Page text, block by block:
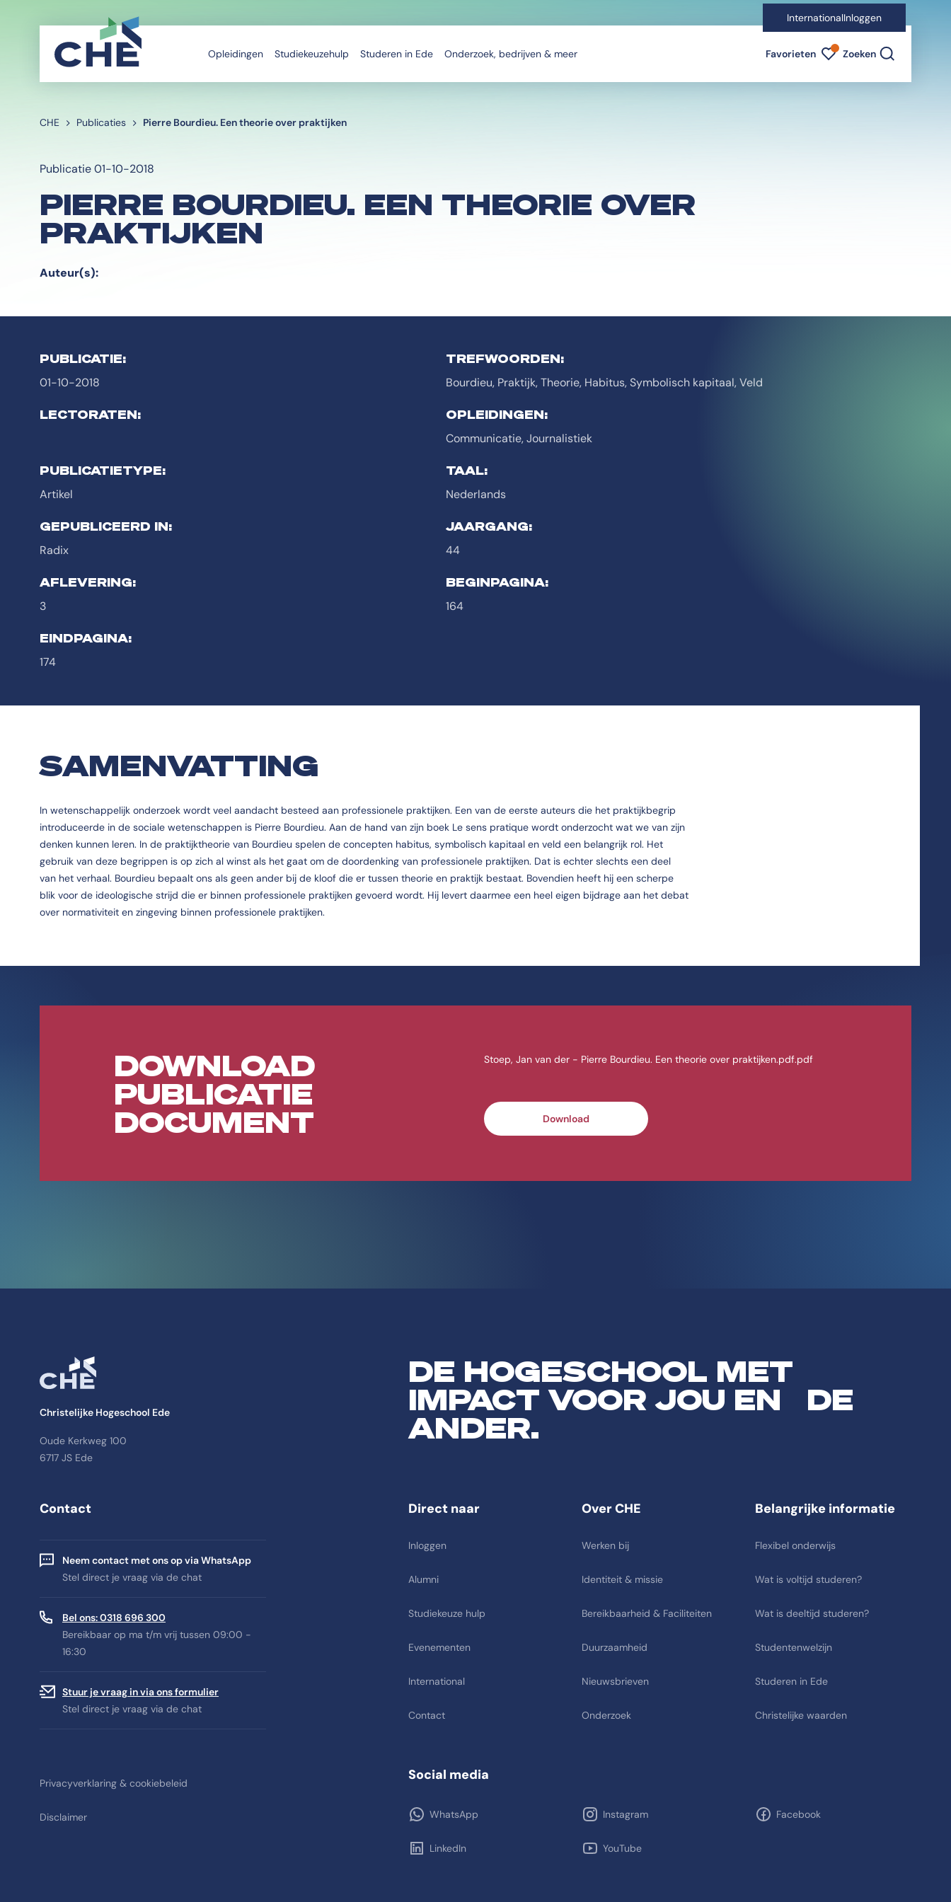
InternationalInloggen
Opleidingen Studiekeuzehulp Studeren in Ede Onderzoek, bedrijven & meer Favorieten Favorieten indicator
Zoeken
CHE Publicaties Pierre Bourdieu. Een theorie over praktijken
Publicatie 01-10-2018
PIERRE BOURDIEU. EEN THEORIE OVER
PRAKTIJKEN
Auteur(s):
PUBLICATIE:
01-10-2018
TREFWOORDEN:
Bourdieu, Praktijk, Theorie, Habitus, Symbolisch kapitaal, Veld
LECTORATEN:
OPLEIDINGEN:
Communicatie, Journalistiek
PUBLICATIETYPE:
Artikel
TAAL:
Nederlands
GEPUBLICEERD IN:
Radix
JAARGANG:
44
AFLEVERING:
3
BEGINPAGINA:
164
EINDPAGINA:
174
SAMENVATTING
In wetenschappelijk onderzoek wordt veel aandacht besteed aan professionele praktijken. Een van de eerste auteurs die het praktijkbegrip
introduceerde in de sociale wetenschappen is Pierre Bourdieu. Aan de hand van zijn boek Le sens pratique wordt onderzocht wat we van zijn
denken kunnen leren. In de praktijktheorie van Bourdieu spelen de concepten habitus, symbolisch kapitaal en veld een belangrijk rol. Het
gebruik van deze begrippen is op zich al winst als het gaat om de doordenking van professionele praktijken. Dat is echter slechts een deel
van het verhaal. Bourdieu bepaalt ons als geen ander bij de kloof die er tussen theorie en praktijk bestaat. Bovendien heeft hij een scherpe
blik voor de ideologische strijd die er binnen professionele praktijken gevoerd wordt. Hij levert daarmee een heel eigen bijdrage aan het debat
over normativiteit en zingeving binnen professionele praktijken.
DOWNLOAD
PUBLICATIE
DOCUMENT
Stoep, Jan van der - Pierre Bourdieu. Een theorie over praktijken.pdf.pdf
Download
Christelijke Hogeschool Ede
Oude Kerkweg 100
6717 JS Ede
DE HOGESCHOOL MET
IMPACT VOOR JOU EN DE
ANDER.
Contact
Neem contact met ons op via WhatsApp
Stel direct je vraag via de chat
Bel ons: 0318 696 300
Bereikbaar op ma t/m vrij tussen 09:00 -
16:30
Stuur je vraag in via ons formulier
Stel direct je vraag via de chat
Direct naar
Inloggen
Alumni
Studiekeuze hulp
Evenementen
International
Contact
Over CHE
Werken bij
Identiteit & missie
Bereikbaarheid & Faciliteiten
Duurzaamheid
Nieuwsbrieven
Onderzoek
Belangrijke informatie
Flexibel onderwijs
Wat is voltijd studeren?
Wat is deeltijd studeren?
Studentenwelzijn
Studeren in Ede
Christelijke waarden
Privacyverklaring & cookiebeleid
Disclaimer
Social media
WhatsApp Instagram Facebook
LinkedIn YouTube